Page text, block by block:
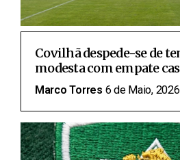
Covilhã despede-se de
modesta com empate
Marco Torres 6 de Maio, 2026